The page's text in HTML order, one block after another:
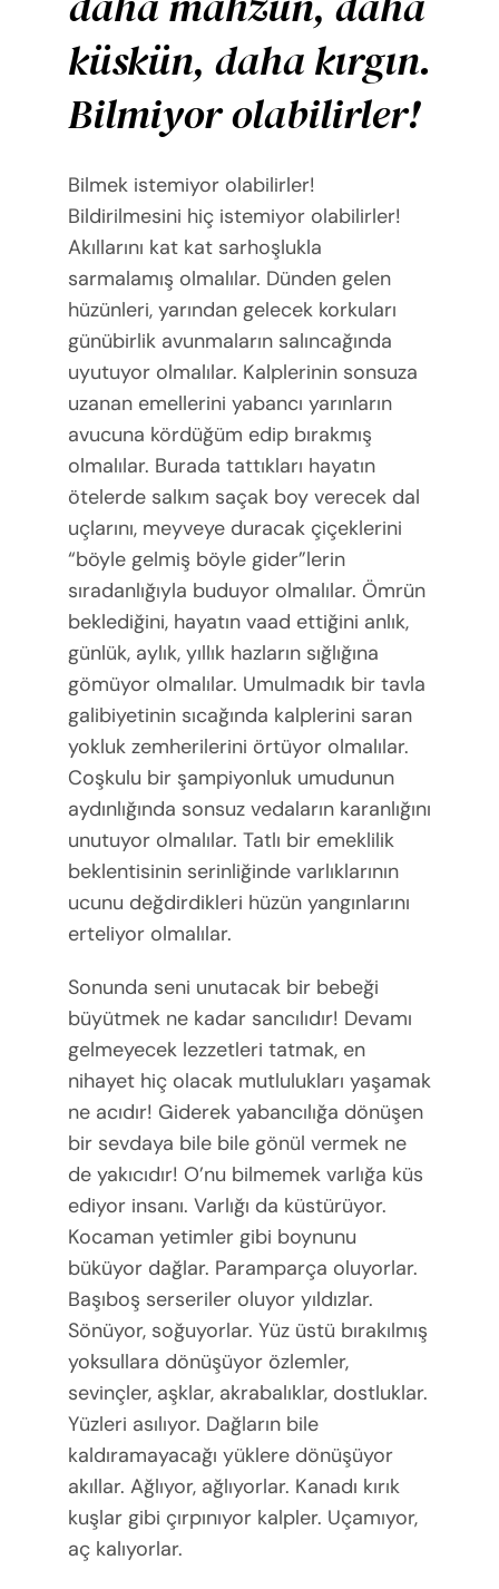
küskün, daha kırgın.
Bilmiyor olabilirler!
Bilmek istemiyor olabilirler!
Bildirilmesini hiç istemiyor olabilirler!
Akıllarını kat kat sarhoşlukla
sarmalamış olmalılar. Dünden gelen
hüzünleri, yarından gelecek korkuları
günübirlik avunmaların salıncağında
uyutuyor olmalılar. Kalplerinin sonsuza
uzanan emellerini yabancı yarınların
avucuna kördüğüm edip bırakmış
olmalılar. Burada tattıkları hayatın
ötelerde salkım saçak boy verecek dal
uçlarını, meyveye duracak çiçeklerini
“böyle gelmiş böyle gider”lerin
sıradanlığıyla buduyor olmalılar. Ömrün
beklediğini, hayatın vaad ettiğini anlık,
günlük, aylık, yıllık hazların sığlığına
gömüyor olmalılar. Umulmadık bir tavla
galibiyetinin sıcağında kalplerini saran
yokluk zemherilerini örtüyor olmalılar.
Coşkulu bir şampiyonluk umudunun
aydınlığında sonsuz vedaların karanlığını
unutuyor olmalılar. Tatlı bir emeklilik
beklentisinin serinliğinde varlıklarının
ucunu değdirdikleri hüzün yangınlarını
erteliyor olmalılar.
Sonunda seni unutacak bir bebeği
büyütmek ne kadar sancılıdır! Devamı
gelmeyecek lezzetleri tatmak, en
nihayet hiç olacak mutlulukları yaşamak
ne acıdır! Giderek yabancılığa dönüşen
bir sevdaya bile bile gönül vermek ne
de yakıcıdır! O’nu bilmemek varlığa küs
ediyor insanı. Varlığı da küstürüyor.
Kocaman yetimler gibi boynunu
büküyor dağlar. Paramparça oluyorlar.
Başıboş serseriler oluyor yıldızlar.
Sönüyor, soğuyorlar. Yüz üstü bırakılmış
yoksullara dönüşüyor özlemler,
sevinçler, aşklar, akrabalıklar, dostluklar.
Yüzleri asılıyor. Dağların bile
kaldıramayacağı yüklere dönüşüyor
akıllar. Ağlıyor, ağlıyorlar. Kanadı kırık
kuşlar gibi çırpınıyor kalpler. Uçamıyor,
aç kalıyorlar.